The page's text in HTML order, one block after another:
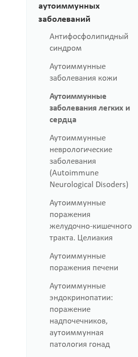
аутоиммунных
заболеваний
Антифосфолипидный
синдром
Аутоиммунные
заболевания кожи
Аутоиммунные
заболевания легких и
сердца
Аутоиммунные
неврологические
заболевания
(Autoimmune
Neurological Disoders)
Аутоиммунные
поражения
желудочно-кишечного
тракта. Целиакия
Аутоиммунные
поражения печени
Аутоиммунные
эндокринопатии:
поражение
надпочечников,
аутоиммунная
патология гонад